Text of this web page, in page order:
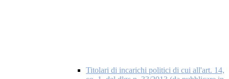
Titolari di incarichi politici di cui all'art. 14,